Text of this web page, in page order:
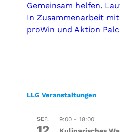
Gemeinsam helfen.
In Zusammenarbeit mit
proWin und Aktion
LLG Veranstaltungen
SEP. 9:00- 18:00